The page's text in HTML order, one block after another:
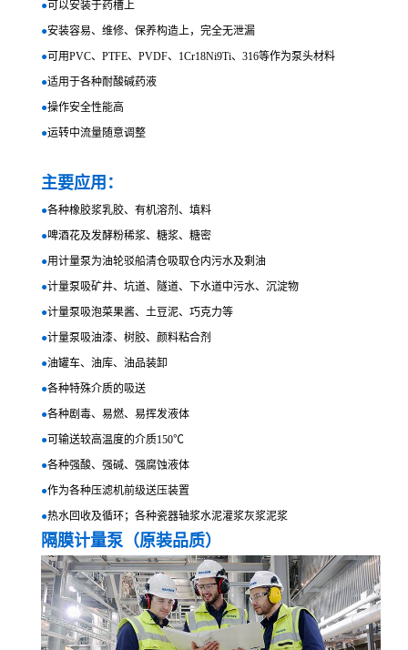
●可以安装于药槽上
●安装容易、维修、保养构造上，完全无泄漏
●可用PVC、PTFE、PVDF、1Cr18Ni9Ti、316等作为泵头材料
●适用于各种耐酸碱药液
●操作安全性能高
●运转中流量随意调整
主要应用：
●各种橡胶浆乳胶、有机溶剂、填料
●啤酒花及发酵粉稀浆、糖浆、糖密
●用计量泵为油轮驳船清仓吸取仓内污水及剩油
●计量泵吸矿井、坑道、隧道、下水道中污水、沉淀物
●计量泵吸泡菜果酱、土豆泥、巧克力等
●计量泵吸油漆、树胶、颜料粘合剂
●油罐车、油库、油品装卸
●各种特殊介质的吸送
●各种剧毒、易燃、易挥发液体
●可输送较高温度的介质150℃
●各种强酸、强碱、强腐蚀液体
●作为各种压滤机前级送压装置
●热水回收及循环；各种瓷器轴浆水泥灌浆灰浆泥浆
隔膜计量泵（原装品质）